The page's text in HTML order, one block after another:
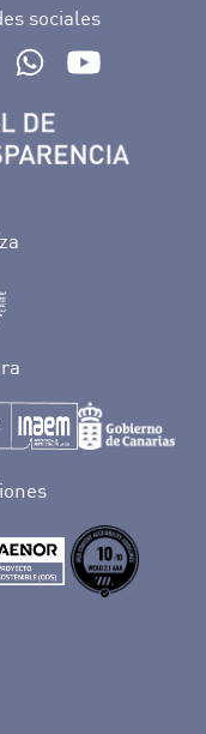
sociales
de Tenerife en
de Auditorio de Tenerife
Ir a perfil de Auditorio de
Ir al Boletín